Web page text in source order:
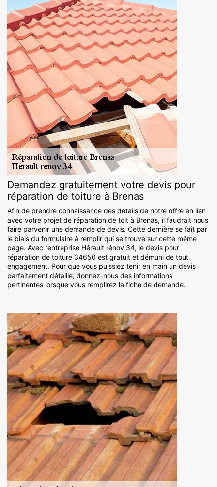
Demandez gratuitement votre devis pour
réparation de toiture à Brenas
Afin de prendre connaissance des détails de notre offre en lien
avec votre projet de réparation de toit à Brenas, il faudrait nous
faire parvenir une demande de devis. Cette dernière se fait par
le biais du formulaire à remplir qui se trouve sur cette même
page. Avec l’entreprise Hérault rénov 34, le devis pour
réparation de toiture 34650 est gratuit et démuni de tout
engagement. Pour que vous puissiez tenir en main un devis
parfaitement détaillé, donnez-nous des informations
pertinentes lorsque vous remplirez la fiche de demande.